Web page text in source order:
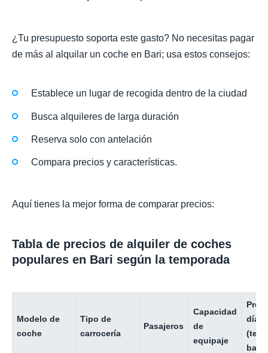
¿Tu presupuesto soporta este gasto? No necesitas pagar
de más al alquilar un coche en Bari; usa estos consejos:
Establece un lugar de recogida dentro de la ciudad
Busca alquileres de larga duración
Reserva solo con antelación
Compara precios y características.
Aquí tienes la mejor forma de comparar precios:
Tabla de precios de alquiler de coches
populares en Bari según la temporada
Modelo de
coche
Tipo de
carrocería
Pasajeros
Capacidad
de
equipaje
día
baja)